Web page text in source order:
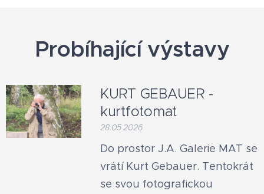
Probíhající výstavy
KURT GEBAUER -
kurtfotomat
28.05.2026
Do prostor J.A. Galerie MAT se
vrátí Kurt Gebauer. Tentokrát
se svou fotografickou